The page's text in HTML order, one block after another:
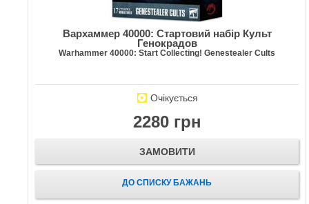
Вархаммер 40000: Стартовий набір Культ
Генокрадов
Warhammer 40000: Start Collecting! Genestealer Cults
Очікується
2280 грн
ЗАМОВИТИ
ДО СПИСКУ БАЖАНЬ